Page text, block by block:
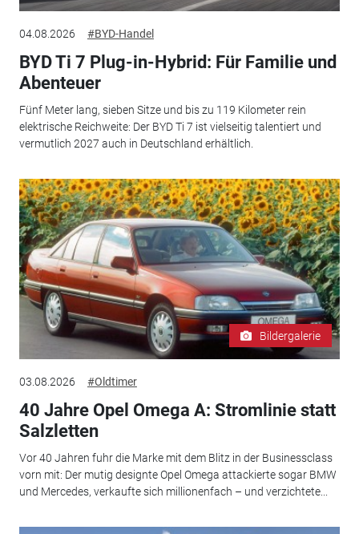
04.08.2026 #BYD-Handel
BYD Ti 7 Plug-in-Hybrid: Für Familie und
Abenteuer
Fünf Meter lang, sieben Sitze und bis zu 119 Kilometer rein
elektrische Reichweite: Der BYD Ti 7 ist vielseitig talentiert und
vermutlich 2027 auch in Deutschland erhältlich.
Bildergalerie
03.08.2026 #Oldtimer
40 Jahre Opel Omega A: Stromlinie statt
Salzletten
Vor 40 Jahren fuhr die Marke mit dem Blitz in der Businessclass
vorn mit: Der mutig designte Opel Omega attackierte sogar BMW
und Mercedes, verkaufte sich millionenfach – und verzichtete...